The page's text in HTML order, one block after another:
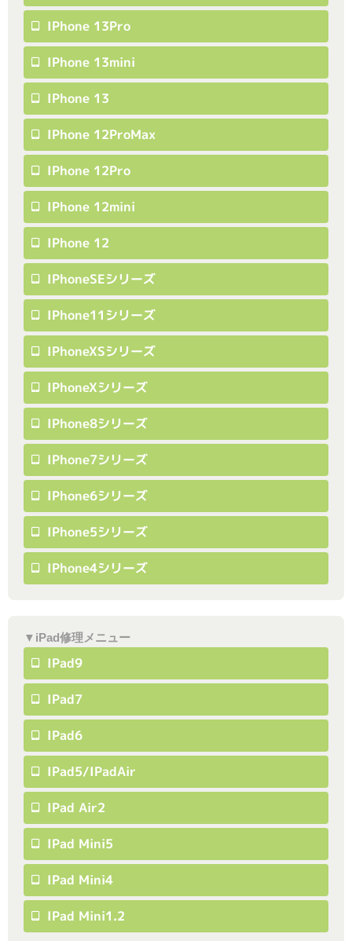
IPhone 13Pro
IPhone 13mini
IPhone 13
IPhone 12ProMax
IPhone 12Pro
IPhone 12mini
IPhone 12
IPhoneSEシリーズ
IPhone11シリーズ
IPhoneXSシリーズ
IPhoneXシリーズ
IPhone8シリーズ
IPhone7シリーズ
IPhone6シリーズ
IPhone5シリーズ
IPhone4シリーズ
▼iPad修理メニュー
IPad9
IPad7
IPad6
IPad5/iPadAir
IPad Air2
IPad Mini5
IPad Mini4
IPad Mini1.2